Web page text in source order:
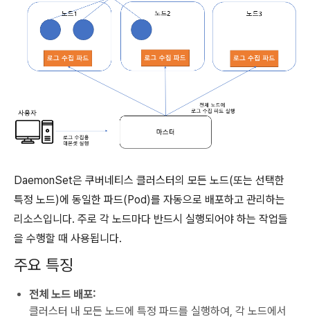
DaemonSet은 쿠버네티스 클러스터의 모든 노드(또는 선택한
특정 노드)에 동일한 파드(Pod)를 자동으로 배포하고 관리하는
리소스입니다. 주로 각 노드마다 반드시 실행되어야 하는 작업들
을 수행할 때 사용됩니다.
주요 특징
전체 노드 배포:
클러스터 내 모든 노드에 특정 파드를 실행하여, 각 노드에서